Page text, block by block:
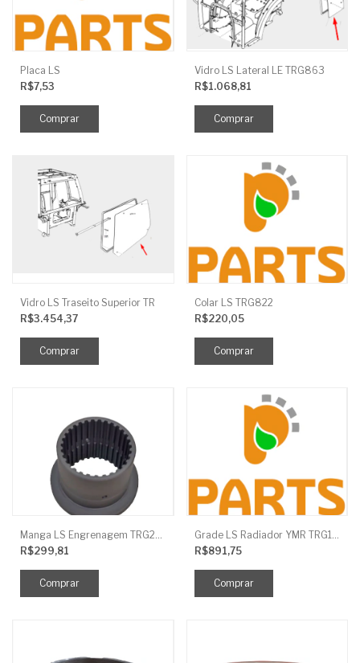
Placa LS
R$7,53
Vidro LS Lateral LE TRG863
R$1.068,81
Vidro LS Traseito Superior TR
R$3.454,37
Colar LS TRG822
R$220,05
R$299,81
R$891,75